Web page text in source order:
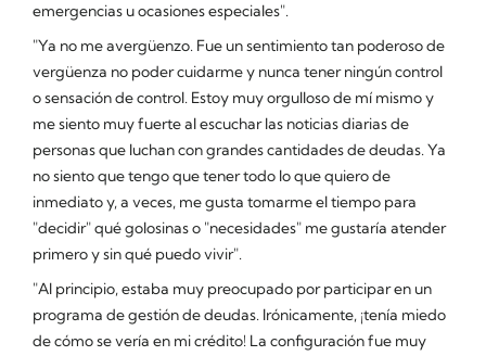
emergencias u ocasiones especiales".
"Ya no me avergüenzo. Fue un sentimiento tan poderoso de
vergüenza no poder cuidarme y nunca tener ningún control
o sensación de control. Estoy muy orgulloso de mí mismo y
me siento muy fuerte al escuchar las noticias diarias de
personas que luchan con grandes cantidades de deudas. Ya
no siento que tengo que tener todo lo que quiero de
inmediato y, a veces, me gusta tomarme el tiempo para
"decidir" qué golosinas o "necesidades" me gustaría atender
primero y sin qué puedo vivir".
"Al principio, estaba muy preocupado por participar en un
programa de gestión de deudas. Irónicamente, ¡tenía miedo
de cómo se vería en mi crédito! La configuración fue muy